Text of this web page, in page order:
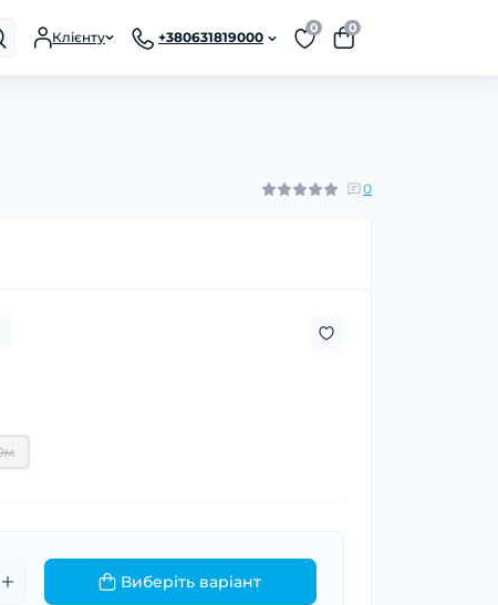
Клієнту +380631819000
0 0
0
Виберіть варіант